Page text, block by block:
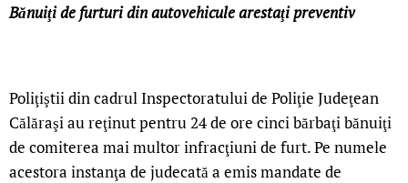
Bănuiţi de furturi din autovehicule arestaţi preventiv
Poliţiştii din cadrul Inspectoratului de Poliţie Judeţean
Călăraşi au reţinut pentru 24 de ore cinci bărbaţi bănuiţi
de comiterea mai multor infracţiuni de furt. Pe numele
acestora instanţa de judecată a emis mandate de